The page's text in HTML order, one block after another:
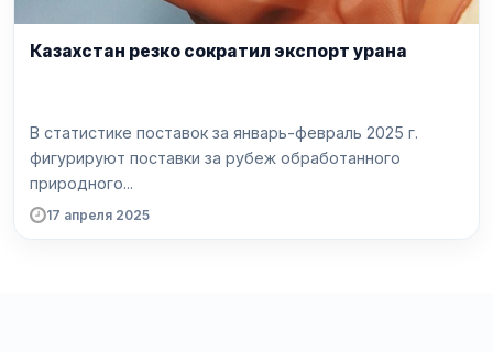
Казахстан резко сократил экспорт урана
В статистике поставок за январь-февраль 2025 г.
фигурируют поставки за рубеж обработанного
природного...
17 апреля 2025